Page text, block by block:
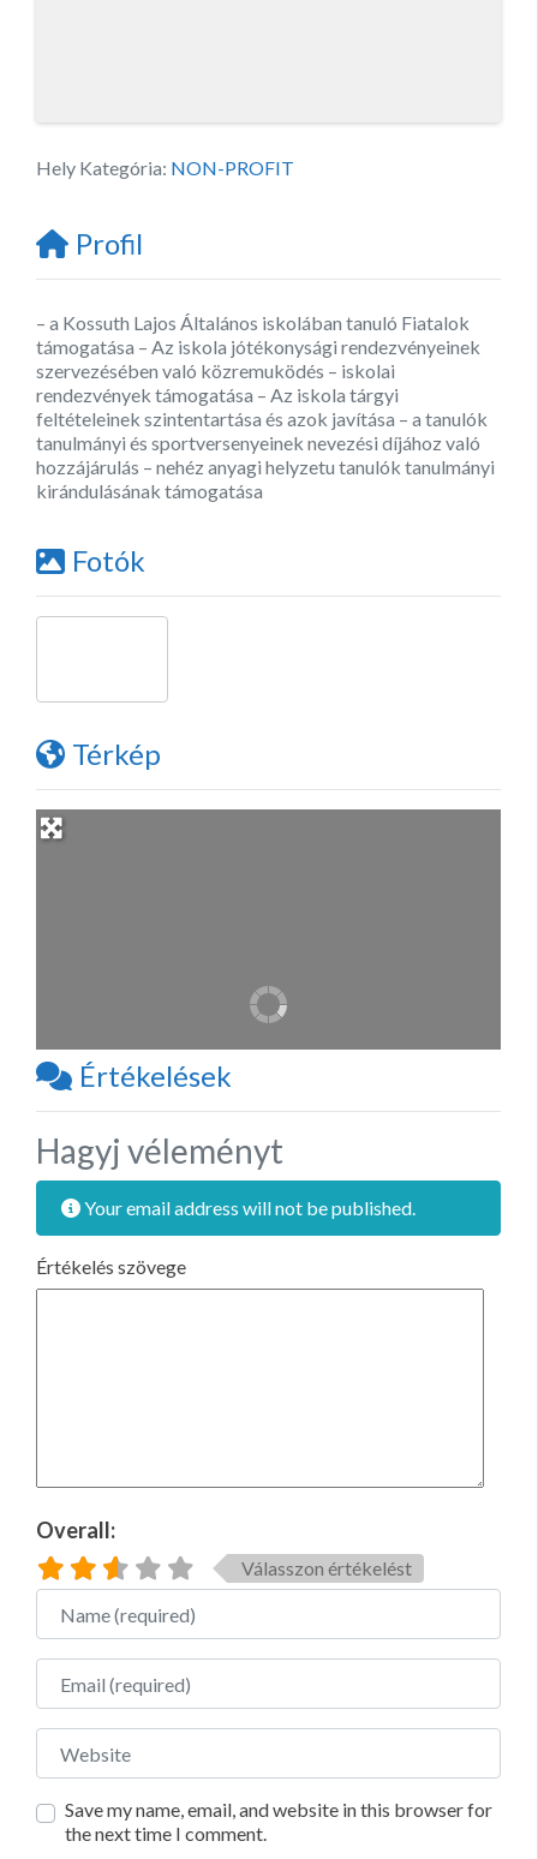
Hely Kategória: NON-PROFIT
Profil
– a Kossuth Lajos Általános iskolában tanuló Fiatalok
támogatása – Az iskola jótékonysági rendezvényeinek
szervezésében való közremuködés – iskolai
rendezvények támogatása – Az iskola tárgyi
feltételeinek szintentartása és azok javítása – a tanulók
tanulmányi és sportversenyeinek nevezési díjához való
hozzájárulás – nehéz anyagi helyzetu tanulók tanulmányi
kirándulásának támogatása
Fotók
Térkép
Értékelések
Hagyj véleményt
Your email address will not be published.
Értékelés szövege
Overall:
Válasszon értékelést
Name
Email
Website
Save my name, email, and website in this browser for
the next time I comment.